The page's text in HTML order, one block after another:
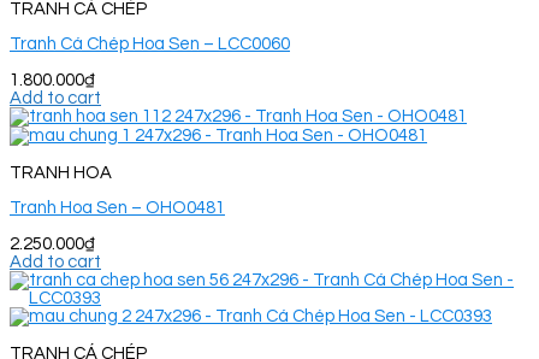
TRANH CÁ CHÉP
Tranh Cá Chép Hoa Sen – LCC0060
1.800.000₫
Add to cart
TRANH HOA
Tranh Hoa Sen – OHO0481
2.250.000₫
Add to cart
TRANH CÁ CHÉP